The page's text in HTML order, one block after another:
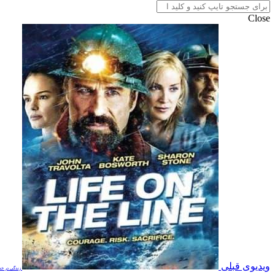
Close
ویدیوی قبلی زندگی در